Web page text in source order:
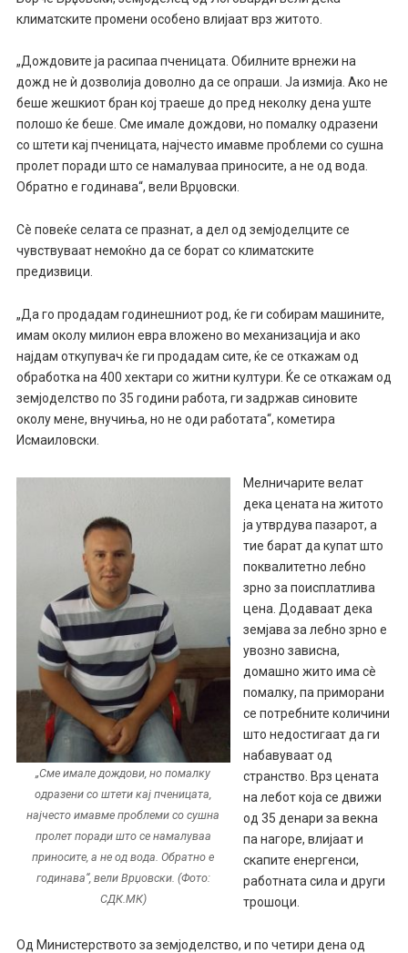
климатските промени особено влијаат врз житото.
„Дождовите ја расипаа пченицата. Обилните врнежи на
дожд не ѝ дозволија доволно да се опраши. Ја измија. Ако не
беше жешкиот бран кој траеше до пред неколку дена уште
полошо ќе беше. Сме имале дождови, но помалку одразени
со штети кај пченицата, најчесто имавме проблеми со сушна
пролет поради што се намалуваа приносите, а не од вода.
Обратно е годинава“, вели Врџовски.
Сè повеќе селата се празнат, а дел од земјоделците се
чувствуваат немоќно да се борат со климатските
предизвици.
„Да го продадам годинешниот род, ќе ги собирам машините,
имам околу милион евра вложено во механизација и ако
најдам откупувач ќе ги продадам сите, ќе се откажам од
обработка на 400 хектари со житни култури. Ќе се откажам од
земјоделство по 35 години работа, ги задржав синовите
околу мене, внучиња, но не оди работата“, кометира
Исмаиловски.
„Сме имале дождови, но помалку
одразени со штети кај пченицата,
најчесто имавме проблеми со сушна
пролет поради што се намалуваа
приносите, а не од вода. Обратно е
годинава“, вели Врџовски. (Фото:
СДК.МК)
Мелничарите велат
дека цената на житото
ја утврдува пазарот, а
тие барат да купат што
поквалитетно лебно
зрно за поисплатлива
цена. Додаваат дека
земјава за лебно зрно е
увозно зависна,
домашно жито има сè
помалку, па приморани
се потребните количини
што недостигаат да ги
набавуваат од
странство. Врз цената
на лебот која се движи
од 35 денари за векна
па нагоре, влијаат и
скапите енергенси,
работната сила и други
трошоци.
Од Министерството за земјоделство, и по четири дена од